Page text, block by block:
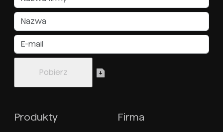
Produkty Firma